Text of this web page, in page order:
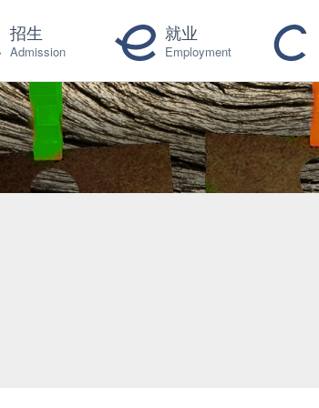
招生
Admission
就业
Employment